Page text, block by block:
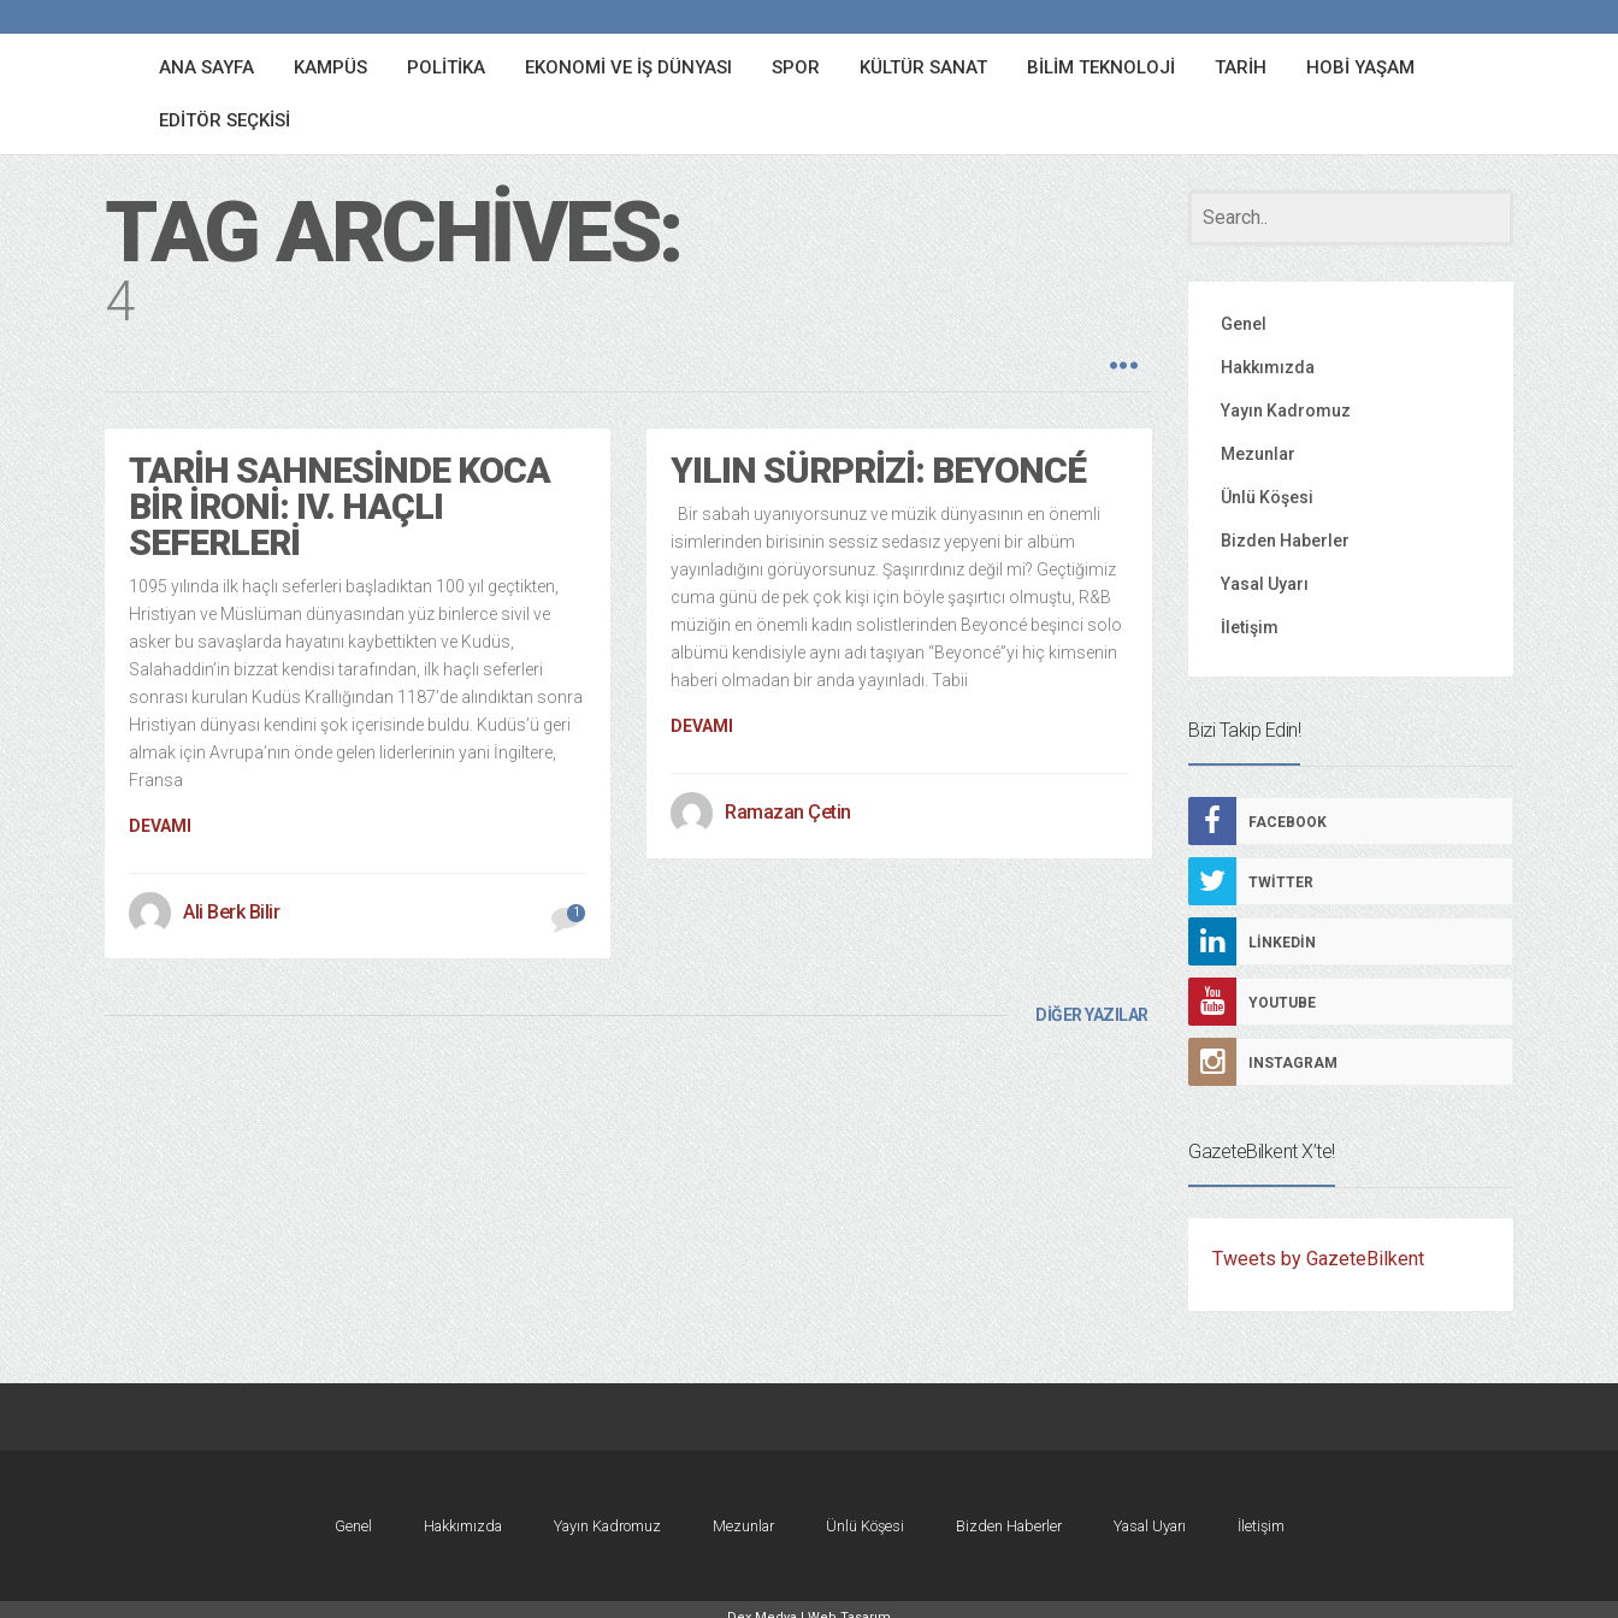
ANA SAYFA KAMPÜS POLITIKA EKONOMI VE İŞ DÜNYASI SPOR KÜLTÜR SANAT BILIM TEKNOLOJI TARIH HOBI YAŞAM
EDITÖR SEÇKISI
TAG ARCHIVES:
4
TARIH SAHNESINDE KOCA
BIR IRONI: IV. HAÇLI
SEFERLERI
1095 yılında ilk haçlı seferleri başladıktan 100 yıl geçtikten,
Hristiyan ve Müslüman dünyasından yüz binlerce sivil ve
asker bu savaşlarda hayatını kaybettikten ve Kudüs,
Salahaddin’in bizzat kendisi tarafından, ilk haçlı seferleri
sonrası kurulan Kudüs Krallığından 1187’de alındıktan sonra
Hristiyan dünyası kendini şok içerisinde buldu. Kudüs’ü geri
almak için Avrupa’nın önde gelen liderlerinin yani İngiltere,
Fransa
DEVAMI
Ali Berk Bilir 1
YILIN SÜRPRIZI: BEYONCÉ
Bir sabah uyanıyorsunuz ve müzik dünyasının en önemli
isimlerinden birisinin sessiz sedasız yepyeni bir albüm
yayınladığını görüyorsunuz. Şaşırırdınız değil mi? Geçtiğimiz
cuma günü de pek çok kişi için böyle şaşırtıcı olmuştu, R&B
müziğin en önemli kadın solistlerinden Beyoncé beşinci solo
albümü kendisiyle aynı adı taşıyan “Beyoncé”yi hiç kimsenin
haberi olmadan bir anda yayınladı. Tabii
DEVAMI
Ramazan Çetin
DİĞER YAZILAR
Genel
Hakkımızda
Yayın Kadromuz
Mezunlar
Ünlü Köşesi
Bizden Haberler
Yasal Uyarı
İletişim
Bizi Takip Edin!
FACEBOOK
TWITTER
LINKEDIN
YOUTUBE
INSTAGRAM
GazeteBilkent X’te!
Tweets by GazeteBilkent
Genel Hakkımızda Yayın Kadromuz Mezunlar Ünlü Köşesi Bizden Haberler Yasal Uyarı İletişim